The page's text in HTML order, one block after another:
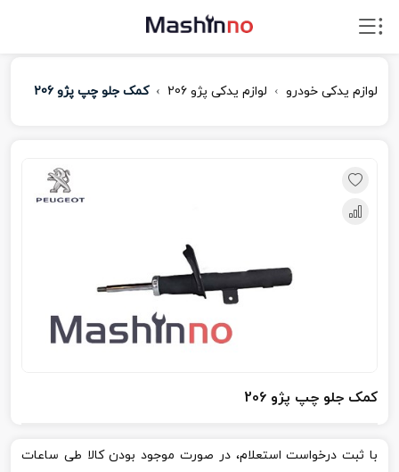
لوازم یدکی خودرو لوازم یدکی پژو 206 کمک جلو چپ پژو 206
کمک جلو چپ پژو 206
با ثبت درخواست استعلام، در صورت موجود بودن کالا طی ساعات